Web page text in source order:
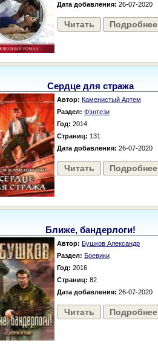
Дата добавления: 26-07-2020
Читать Подробнее
Сердце для стража
Автор: Каменистый Артем
Раздел: Фэнтези
Год: 2014
Страниц: 131
Дата добавления: 26-07-2020
Читать Подробнее
Ближе, бандерлоги!
Автор: Бушков Александр
Раздел: Боевики
Год: 2016
Страниц: 82
Дата добавления: 26-07-2020
Читать Подробнее